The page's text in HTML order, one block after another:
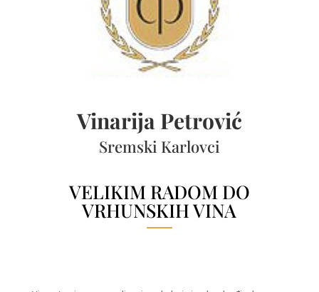
Vinarija Petrović
Sremski Karlovci
VELIKIM RADOM DO
VRHUNSKIH VINA